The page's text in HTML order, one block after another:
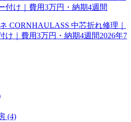
CORNHAULASS 中芯折れ修理｜
け｜費用3万円・納期4週間2026年7
(4)